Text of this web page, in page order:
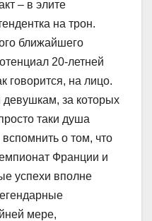
– в элите
на трон.
ближайшего
20-летней
говорится, на лицо.
за которых
таки душа
о том, что
Франции и
успехи вполне
мере,